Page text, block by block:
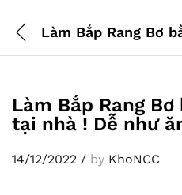
Làm Bắp Rang
tại nhà ! Dễ như
14/12/2022 / by KhoNCC